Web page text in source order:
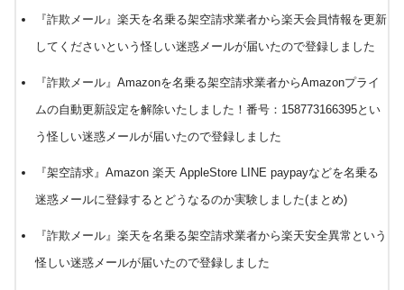
『詐欺メール』楽天を名乗る架空請求業者から楽天会員情報を更新
してくださいという怪しい迷惑メールが届いたので登録しました
『詐欺メール』Amazonを名乗る架空請求業者からAmazonプライ
ムの自動更新設定を解除いたしました！番号：158773166395とい
う怪しい迷惑メールが届いたので登録しました
『架空請求』Amazon 楽天 AppleStore LINE paypayなどを名乗る
迷惑メールに登録するとどうなるのか実験しました(まとめ)
『詐欺メール』楽天を名乗る架空請求業者から楽天安全異常という
怪しい迷惑メールが届いたので登録しました